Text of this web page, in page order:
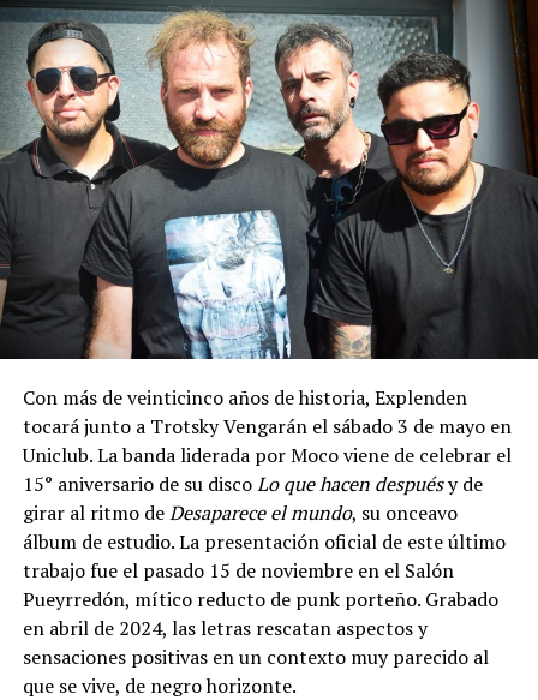
Con más de veinticinco años de historia, Explenden
tocará junto a Trotsky Vengarán el sábado 3 de mayo en
Uniclub. La banda liderada por Moco viene de celebrar el
15° aniversario de su discoLo que hacen despuésy de
girar al ritmo deDesaparece el mundo, su onceavo
álbum de estudio. La presentación oficial de este último
trabajo fue el pasado 15 de noviembre en el Salón
Pueyrredón, mítico reducto de punk porteño. Grabado
en abril de 2024, las letras rescatan aspectos y
sensaciones positivas en un contexto muy parecido al
que se vive, de negro horizonte.